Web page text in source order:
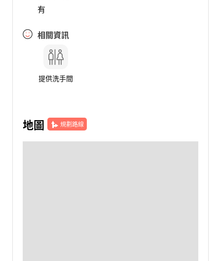
有
相關資訊
提供洗手間
地圖 規劃路線